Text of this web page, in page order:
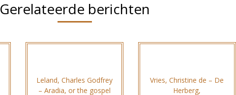
Gerelateerde berichten
Leland, Charles Godfrey
– Aradia, or the gospel
Vries, Christine de – De
Herberg,